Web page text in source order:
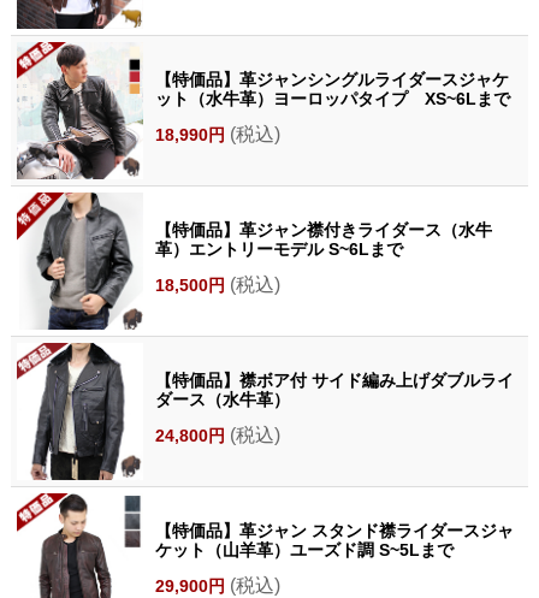
【特価品】革ジャンシングルライダースジャケ
ット（水牛革）ヨーロッパタイプ XS~6Lまで
18,990円 (税込)
【特価品】革ジャン襟付きライダース（水牛
革）エントリーモデル S~6Lまで
18,500円 (税込)
【特価品】襟ボア付 サイド編み上げダブルライ
ダース（水牛革）
24,800円 (税込)
【特価品】革ジャン スタンド襟ライダースジャ
ケット（山羊革）ユーズド調 S~5Lまで
29,900円 (税込)